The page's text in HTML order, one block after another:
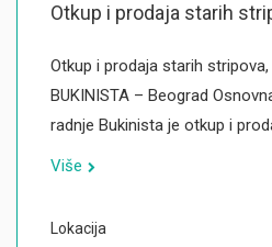
Otkup i prodaja starih
Otkup i prodaja starih
BUKINISTA – Beograd
radnje Bukinista je otkup i
Više
Lokacija